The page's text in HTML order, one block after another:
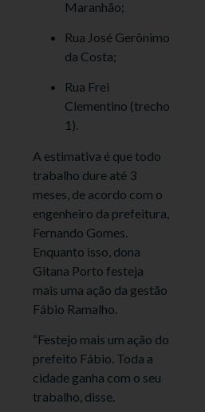
Maranhão;
Rua José Gerônimo
da Costa;
Rua Frei
Clementino (trecho
1).
A estimativa é que todo
trabalho dure até 3
meses, de acordo com o
engenheiro da prefeitura,
Fernando Gomes.
Enquanto isso, dona
Gitana Porto festeja
mais uma ação da gestão
Fábio Ramalho.
“Festejo mais um ação do
prefeito Fábio. Toda a
cidade ganha com o seu
trabalho, disse.